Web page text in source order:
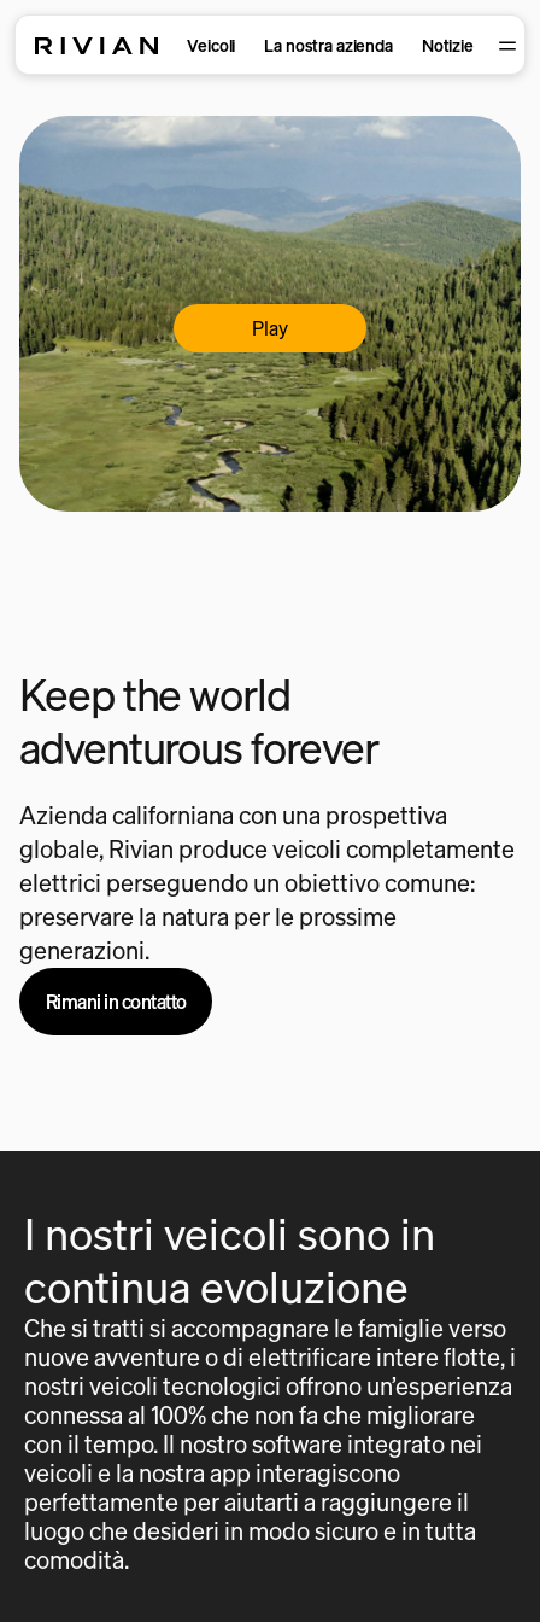
Veicoli La nostra azienda Notizie
Play
Keep the world
adventurous forever
Azienda californiana con una prospettiva
globale, Rivian produce veicoli completamente
elettrici perseguendo un obiettivo comune:
preservare la natura per le prossime
generazioni.
Rimani in contatto
I nostri veicoli sono in
continua evoluzione
Che si tratti si accompagnare le famiglie verso
nuove avventure o di elettrificare intere flotte, i
nostri veicoli tecnologici offrono un’esperienza
connessa al 100% che non fa che migliorare
con il tempo. Il nostro software integrato nei
veicoli e la nostra app interagiscono
perfettamente per aiutarti a raggiungere il
luogo che desideri in modo sicuro e in tutta
comodità.